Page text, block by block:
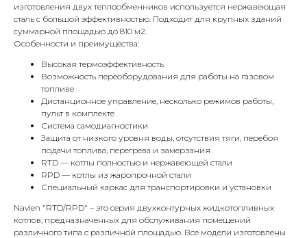
изготовления двух теплообменников используется нержавеющая
сталь с большой эффективностью. Подходит для крупных зданий
суммарной площадью до 810 м2.
Особенности и преимущества:
Высокая термоэффективность
Возможность переоборудования для работы на газовом
топливе
Дистанционное управление, несколько режимов работы,
пульт в комплекте
Система самодиагностики
Защита от низкого уровня воды, отсутствия тяги, перебоя
подачи топлива, перегрева и замерзания
RTD — котлы полностью и нержавеющей стали
RPD — котлы из жаропрочной стали
Специальный каркас для транспортировки и установки
Navien "RTD/RPD" – это серия двухконтурных жидкотопливных
котлов, предназначенных для обслуживания помещений
различного типа с различной площадью. Все модели изготовлены
Адрес
Г.Москва Волоколамское шоссе,
71/22к2
Пн-вс с 9:00 до 18:00
КОНТАКТЫ